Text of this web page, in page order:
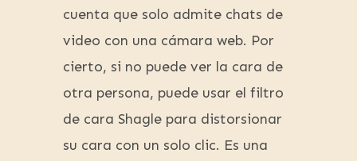
cuenta que solo admite chats de
video con una cámara web. Por
cierto, si no puede ver la cara de
otra persona, puede usar el filtro
de cara Shagle para distorsionar
su cara con un solo clic. Es una